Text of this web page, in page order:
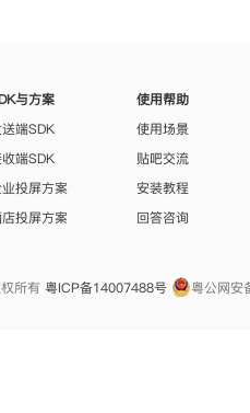
与方案
端SDK
端SDK
投屏方案
投屏方案
使用帮助
使用场景
贴吧交流
安装教程
回答咨询
所有 粤ICP备14007488号 粤公网安